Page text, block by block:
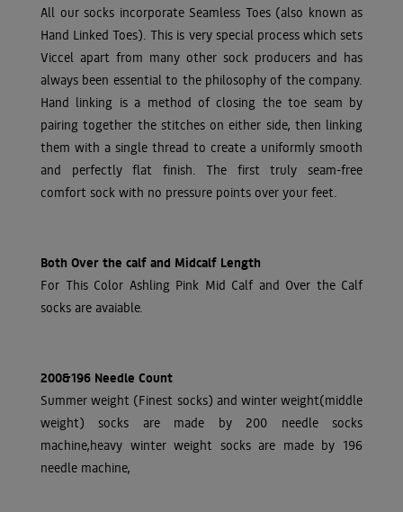
All our socks incorporate Seamless Toes (also known as
Hand Linked Toes). This is very special process which sets
Viccel apart from many other sock producers and has
always been essential to the philosophy of the company.
Hand linking is a method of closing the toe seam by
pairing together the stitches on either side, then linking
them with a single thread to create a uniformly smooth
and perfectly flat finish. The first truly seam-free
comfort sock with no pressure points over your feet.
Both Over the calf and Midcalf Length
For This Color Ashling Pink Mid Calf and Over the Calf
socks are avaiable.
200&196 Needle Count
Summer weight (Finest socks) and winter weight(middle
weight) socks are made by 200 needle socks
machine,heavy winter weight socks are made by 196
needle machine,